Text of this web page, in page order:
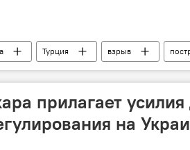
Турция взрыв
прилагает усилия
на